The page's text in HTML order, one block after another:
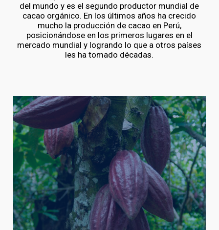
del mundo y es el segundo productor mundial de
cacao orgánico. En los últimos años ha crecido
mucho la producción de cacao en Perú,
posicionándose en los primeros lugares en el
mercado mundial y logrando lo que a otros países
les ha tomado décadas.